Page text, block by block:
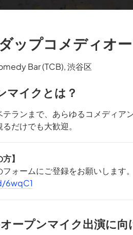
ップコメディオー
Bar (TCB), 渋谷区
マイクとは？
テランまで、あらゆるコメディア
だけでも大歓迎。
】
ォームにご登録をお願いします。
6wqC1
ープンマイク出演に